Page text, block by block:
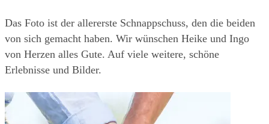
Das Foto ist der allererste Schnappschuss, den die beiden
von sich gemacht haben. Wir wünschen Heike und Ingo
von Herzen alles Gute. Auf viele weitere, schöne
Erlebnisse und Bilder.